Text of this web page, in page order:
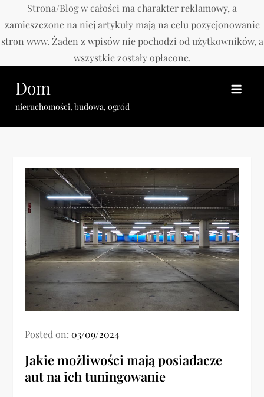
Strona/Blog w całości ma charakter reklamowy, a
zamieszczone na niej artykuły mają na celu pozycjonowanie
stron www. Żaden z wpisów nie pochodzi od użytkowników, a
wszystkie zostały opłacone.
content
Dom
nieruchomości, budowa, ogród
Posted on:03/09/2024
Jakie możliwości mają posiadacze
aut na ich tuningowanie